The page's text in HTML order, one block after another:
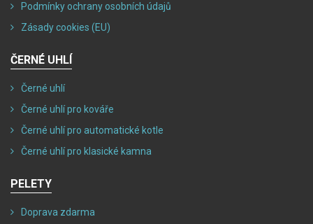
Podmínky ochrany osobních údajů
Zásady cookies (EU)
ČERNÉ UHLÍ
Černé uhlí
Černé uhlí pro kováře
Černé uhlí pro automatické kotle
Černé uhlí pro klasické kamna
PELETY
Doprava zdarma